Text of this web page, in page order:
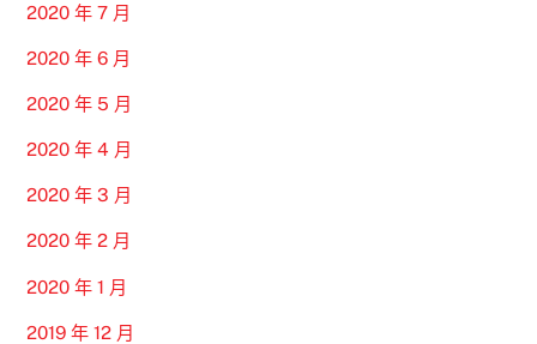
2020 年 7 月
2020 年 6 月
2020 年 5 月
2020 年 4 月
2020 年 3 月
2020 年 2 月
2020 年 1 月
2019 年 12 月